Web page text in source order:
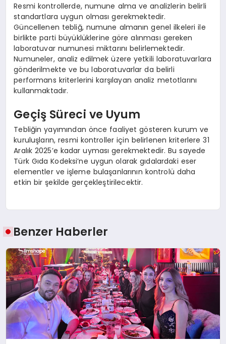
Resmi kontrollerde, numune alma ve analizlerin belirli
standartlara uygun olması gerekmektedir.
Güncellenen tebliğ, numune almanın genel ilkeleri ile
birlikte parti büyüklüklerine göre alınması gereken
laboratuvar numunesi miktarını belirlemektedir.
Numuneler, analiz edilmek üzere yetkili laboratuvarlara
gönderilmekte ve bu laboratuvarlar da belirli
performans kriterlerini karşılayan analiz metotlarını
kullanmaktadır.
Geçiş Süreci ve Uyum
Tebliğin yayımından önce faaliyet gösteren kurum ve
kuruluşların, resmi kontroller için belirlenen kriterlere 31
Aralık 2025’e kadar uyması gerekmektedir. Bu sayede
Türk Gıda Kodeksi’ne uygun olarak gıdalardaki eser
elementler ve işleme bulaşanlarının kontrolü daha
etkin bir şekilde gerçekleştirilecektir.
Benzer Haberler